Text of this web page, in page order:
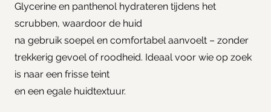
Glycerine en panthenol hydrateren tijdens het
scrubben, waardoor de huid
na gebruik soepel en comfortabel aanvoelt – zonder
trekkerig gevoel of roodheid. Ideaal voor wie op zoek
is naar een frisse teint
en een egale huidtextuur.